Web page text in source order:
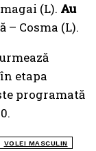
(L). Au
– Cosma (L).
etapa
programată
VOLEI MASCULIN